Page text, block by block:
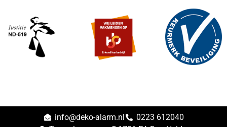
info@deko-alarm.nl
0223 612040